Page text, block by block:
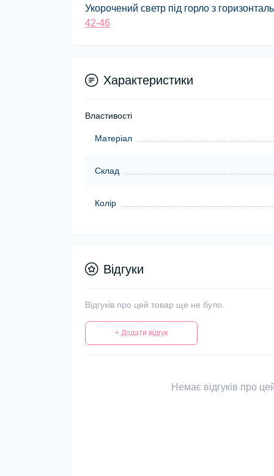
Укорочений светр під горло з
42-46
Характеристики
Властивості
Матеріал
Склад
Колір
Відгуки
Відгуків про цей товар ще не було.
+ Додати відгук
Немає відгуків про